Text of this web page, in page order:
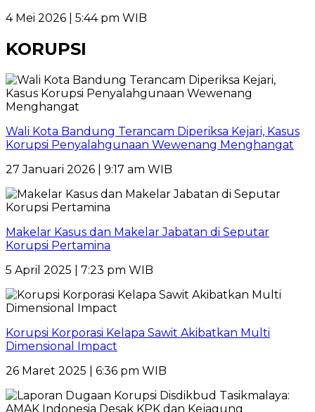
4 Mei 2026 | 5:44 pm WIB
KORUPSI
Wali Kota Bandung Terancam Diperiksa Kejari, Kasus
Korupsi Penyalahgunaan Wewenang Menghangat
27 Januari 2026 | 9:17 am WIB
Makelar Kasus dan Makelar Jabatan di Seputar
Korupsi Pertamina
5 April 2025 | 7:23 pm WIB
Korupsi Korporasi Kelapa Sawit Akibatkan Multi
Dimensional Impact
26 Maret 2025 | 6:36 pm WIB